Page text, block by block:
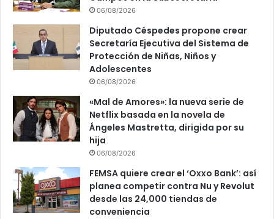
06/08/2026
Diputado Céspedes propone crear
Secretaría Ejecutiva del Sistema de
Protección de Niñas, Niños y
Adolescentes
06/08/2026
«Mal de Amores»: la nueva serie de
Netflix basada en la novela de
Ángeles Mastretta, dirigida por su
hija
06/08/2026
FEMSA quiere crear el ‘Oxxo Bank’: así
planea competir contra Nu y Revolut
desde las 24,000 tiendas de
conveniencia